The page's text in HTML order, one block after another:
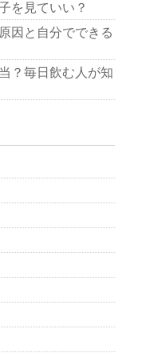
を見ていい？
因と自分でできる
？毎日飲む人が知